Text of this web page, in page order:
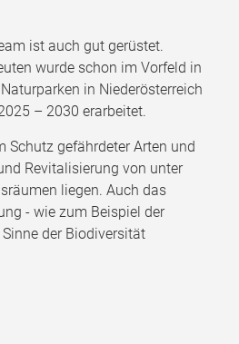
ist auch gut gerüstet.
wurde schon im Vorfeld in
in Niederösterreich
– 2030 erarbeitet.
Schutz gefährdeter Arten und
Revitalisierung von unter
liegen. Auch das
- wie zum Beispiel der
der Biodiversität